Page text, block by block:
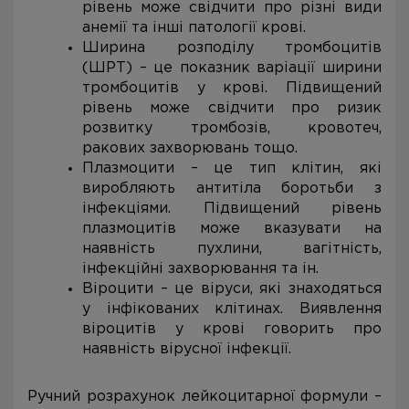
рівень може свідчити про різні види
анемії та інші патології крові.
Ширина розподілу тромбоцитів
(ШРТ) – це показник варіації ширини
тромбоцитів у крові. Підвищений
рівень може свідчити про ризик
розвитку тромбозів, кровотеч,
ракових захворювань тощо.
Плазмоцити – це тип клітин, які
виробляють антитіла боротьби з
інфекціями. Підвищений рівень
плазмоцитів може вказувати на
наявність пухлини, вагітність,
інфекційні захворювання та ін.
Віроцити – це віруси, які знаходяться
у інфікованих клітинах. Виявлення
віроцитів у крові говорить про
наявність вірусної інфекції.
Ручний розрахунок лейкоцитарної формули –